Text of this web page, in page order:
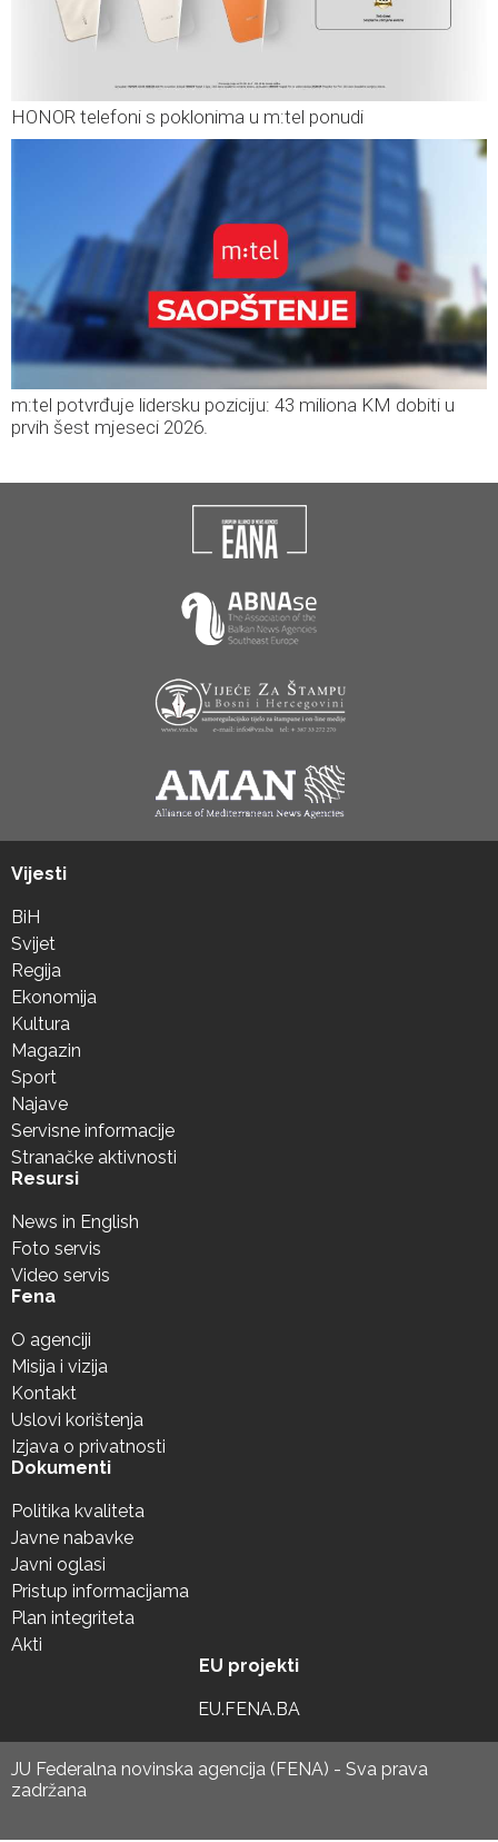
HONOR telefoni s poklonima u m:tel ponudi
m:tel potvrđuje lidersku poziciju: 43 miliona KM dobiti u
prvih šest mjeseci 2026.
Vijesti
BiH
Svijet
Regija
Ekonomija
Kultura
Magazin
Sport
Najave
Servisne informacije
Stranačke aktivnosti
Resursi
News in English
Foto servis
Video servis
Fena
O agenciji
Misija i vizija
Kontakt
Uslovi korištenja
Izjava o privatnosti
Dokumenti
Politika kvaliteta
Javne nabavke
Javni oglasi
Pristup informacijama
Plan integriteta
Akti
EU projekti
EU.FENA.BA
JU Federalna novinska agencija (FENA) - Sva prava
zadržana